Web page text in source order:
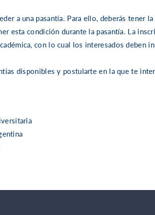
a una pasantía. Para ello, deberás tener
esta condición durante la pasantía. La
con lo cual los interesados deben
disponibles y postularte en la que te